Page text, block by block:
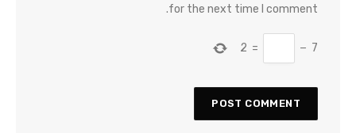
for the next time I comment.
7
−
=
2